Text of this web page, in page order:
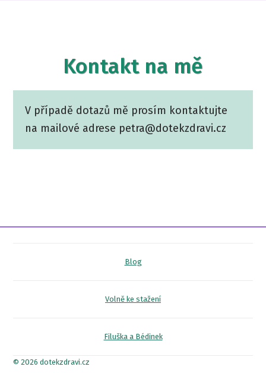
Kontakt na mě
V případě dotazů mě prosím kontaktujte
na mailové adrese petra@dotekzdravi.cz
Blog
Volně ke stažení
Filuška a Bédinek
© 2026 dotekzdravi.cz